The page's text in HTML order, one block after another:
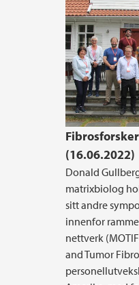
(16.06.2022)
Donald
matrixbiolog
sitt andre
innenfor
nettverk
and Tumor